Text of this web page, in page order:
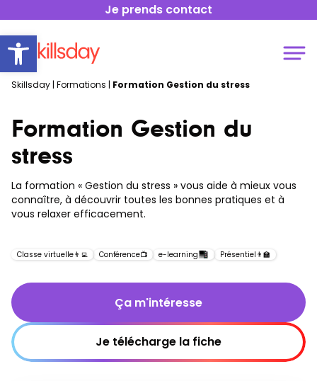
Je prends contact
Skillsday | Formations | Formation Gestion du stress
Formation Gestion du
stress
La formation « Gestion du stress » vous aide à mieux vous
connaître, à découvrir toutes les bonnes pratiques et à
vous relaxer efficacement.
Classe virtuelle👨‍💻 Conférence📺 e-learning Présentiel 👨‍🏫
Ça m'intéresse
Je télécharge la fiche
Open toolbar